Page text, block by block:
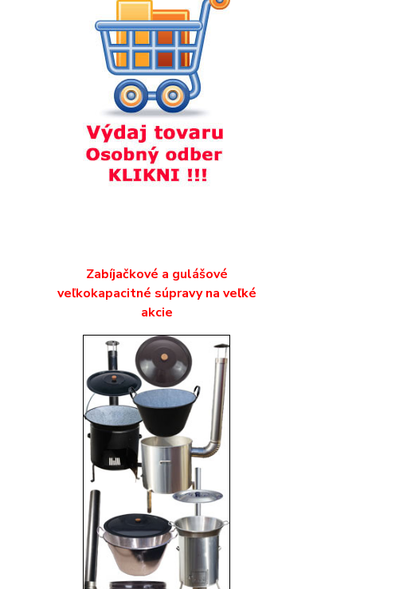
Zabíjačkové a gulášové
veľkokapacitné súpravy na veľké
akcie